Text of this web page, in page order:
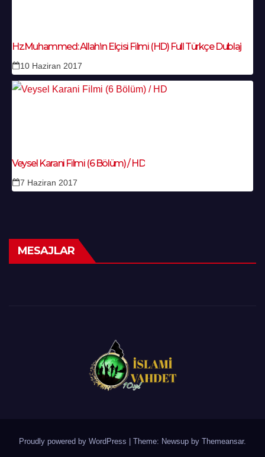
Hz.Muhammed: Allah’ın Elçisi Filmi (HD) Full Türkçe Dublaj
10 Haziran 2017
Veysel Karani Filmi (6 Bölüm) / HD
7 Haziran 2017
MESAJLAR
Proudly powered by WordPress | Theme: Newsup by Themeansar.